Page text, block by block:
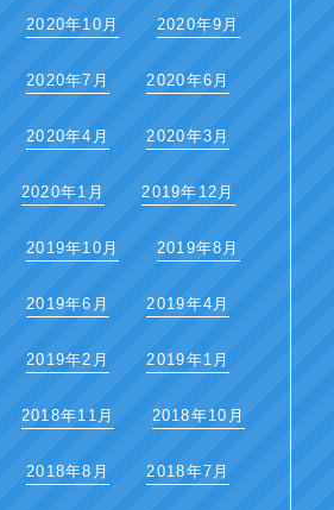
2020年10月 2020年9月
2020年7月 2020年6月
2020年4月 2020年3月
2020年1月 2019年12月
2019年10月 2019年8月
2019年6月 2019年4月
2019年2月 2019年1月
2018年11月 2018年10月
2018年8月 2018年7月